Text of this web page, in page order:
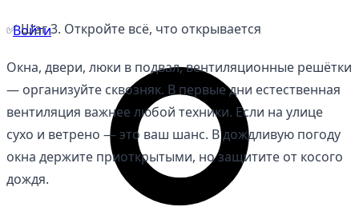
Войти
✅ Шаг 3. Откройте всё, что открывается
Окна, двери, люки в подвал, вентиляционные решётки
— организуйте сквозняк. В первые дни естественная
вентиляция важнее любой техники. Если на улице
сухо и ветрено — это ваш шанс. В дождливую погоду
окна держите приоткрытыми, но защитите от косого
дождя.